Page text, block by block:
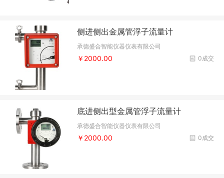
侧进侧出金属管浮子流量计
承德盛合智能仪器仪表有限公司
0成交
￥2000.00
底进侧出型金属管浮子流量计
承德盛合智能仪器仪表有限公司
0成交
￥2000.00